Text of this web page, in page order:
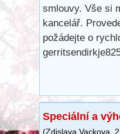
smlouvy. Vše si
kancelář.
požádejte o
Speciální a
(Zdislava Vackova